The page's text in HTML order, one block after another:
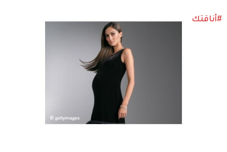
#أناقتك